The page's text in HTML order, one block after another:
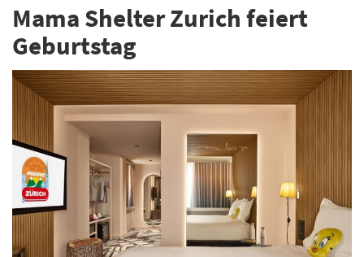
Mama Shelter Zurich feiert
Geburtstag